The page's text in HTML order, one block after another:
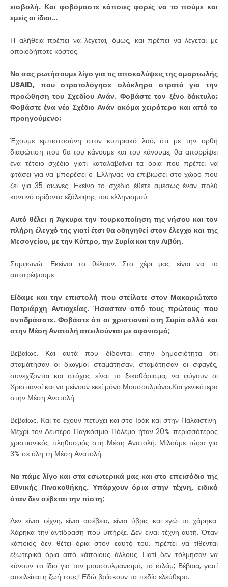
εισβολή. Και φοβόμαστε κάποιες φορές να το πούμε και
εμείς οι ίδιοι…
Η αλήθεια πρέπει να λέγεται, όμως, και πρέπει να λέγεται με
οποιοδήποτε κόστος.
Να σας ρωτήσουμε λίγο για τις αποκαλύψεις της αμαρτωλής
USAID, που στρατολόγησε ολόκληρο στρατό για την
προώθηση του Σχεδίου Ανάν. Φοβάστε τον ξένο δάκτυλο;
Φοβάστε ένα νέο Σχέδιο Ανάν ακόμα χειρότερο και από το
προηγούμενο;
Έχουμε εμπιστοσύνη στον κυπριακό λαό, ότι με την ορθή
διαφώτιση που θα του κάνουμε και του κάνουμε, θα απορρίψει
ένα τέτοιο σχέδιο γιατί καταλαβαίνει τα όρια που πρέπει να
φτάσει για να μπορέσει ο Έλληνας να επιβιώσει στο χώρο που
ζει για 35 αιώνες. Εκείνο το σχέδιο έθετε αμέσως έναν πολύ
κοντινό ορίζοντα εξάλειψης του ελληνισμού.
Αυτό θέλει η Άγκυρα την τουρκοποίηση της νήσου και τον
πλήρη έλεγχό της γιατί έτσι θα οδηγηθεί στον έλεγχο και της
Μεσογείου, με την Κύπρο, την Συρία και την Λιβύη.
Συμφωνώ. Εκείνοι το θέλουν. Στο χέρι μας είναι να το
αποτρέψουμε
Είδαμε και την επιστολή που στείλατε στον Μακαριώτατο
Πατριάρχη Αντιοχείας. Ήσασταν από τους πρώτους που
αντιδράσατε. Φοβάστε ότι οι χριστιανοί στη Συρία αλλά και
στην Μέση Ανατολή απειλούνται με αφανισμό;
Βεβαίως. Και αυτά που δίδονται στην δημοσιότητα ότι
σταμάτησαν οι διωγμοί σταμάτησαν, σταμάτησαν οι σφαγές,
συνεχίζονται και στόχος είναι το ξεκαθάρισμα, να φύγουν οι
Χριστιανοί και να μείνουν εκεί μόνο Μουσουλμάνοι.Και γενικότερα
στην Μέση Ανατολή.
Βεβαίως. Και το έχουν πετύχει και στο Ιράκ και στην Παλαιστίνη.
Μέχρι τον Δεύτερο Παγκόσμιο Πόλεμο ήταν 20% περισσότερος
χριστιανικός πληθυσμός στη Μέση Ανατολή. Μιλούμε τώρα για
3% σε όλη τη Μέση Ανατολή.
Να πάμε λίγο και στα εσωτερικά μας και στο επεισόδιο της
Εθνικής Πινακοθήκης. Υπάρχουν όρια στην τέχνη, ειδικά
όταν δεν σέβεται την πίστη;
Δεν είναι τέχνη, είναι ασέβεια, είναι ύβρις και εγώ το χάρηκα.
Χάρηκα την αντίδραση που υπήρξε. Δεν είναι τέχνη αυτή. Όταν
κάποιος δεν θέτει όρια στον εαυτό του, πρέπει να τίθενται
εξωτερικά όρια από κάποιους άλλους. Γιατί δεν τόλμησαν να
κάνουν το ίδιο για τον μουσουλμανισμό, το ισλάμ; Βέβαια, γιατί
απειλείται η ζωή τους! Εδώ βρίσκουν το πεδίο ελεύθερο.